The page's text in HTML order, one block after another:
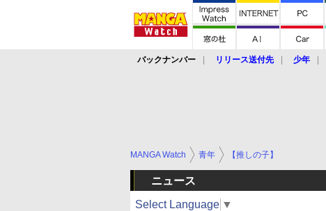
バックナンバー リリース送付先 少年
MANGA Watch 青年 【推しの子】
ニュース
Select Language ▼